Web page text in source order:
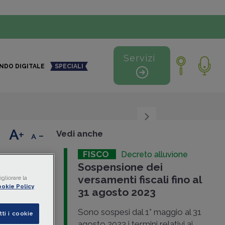
DIGITALE SPECIALI
Servizi
al 31
+ - Vedi anche
FISCO Decreto alluvione
Sospensione dei
versamenti fiscali fino al
31 agosto 2023
Sono sospesi dal 1° maggio al 31
la
Policy
i cookie